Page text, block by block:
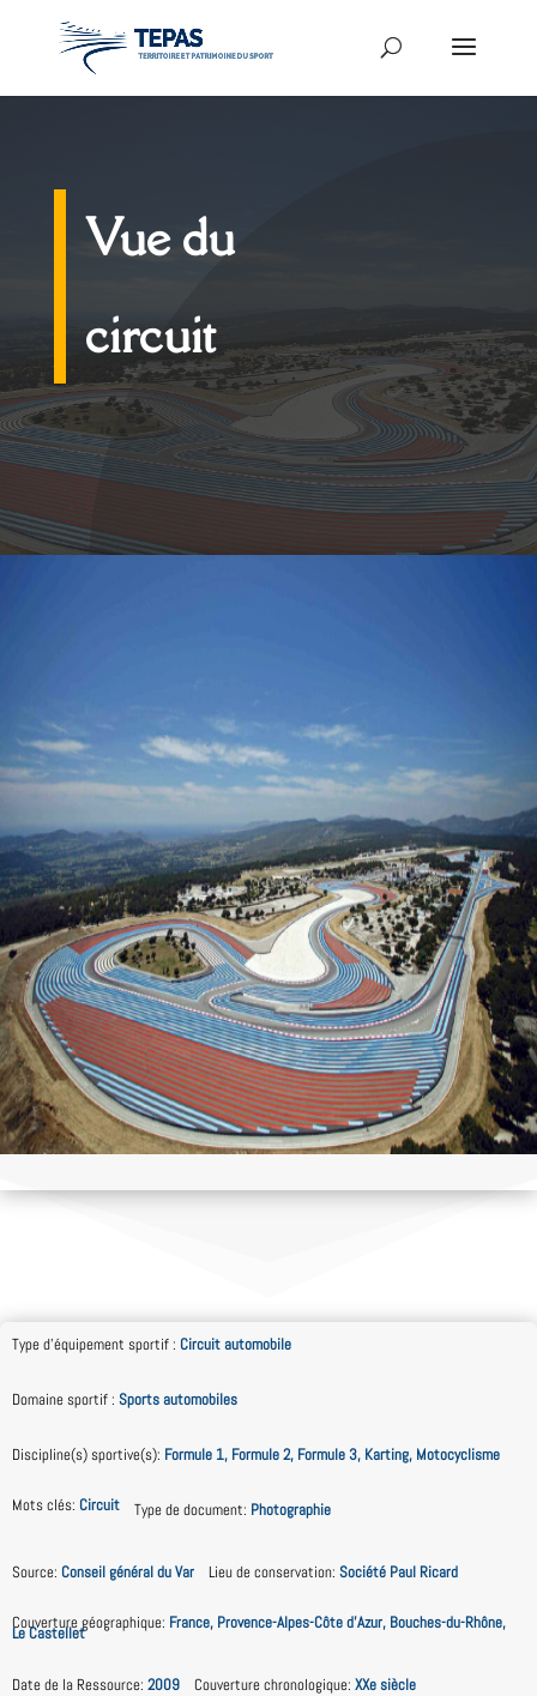
Vue du
circuit
Type d'équipement sportif : Circuit automobile
Domaine sportif : Sports automobiles
Discipline(s) sportive(s): Formule 1, Formule 2, Formule 3, Karting, Motocyclisme
Mots clés: Circuit Type de document: Photographie
Source: Conseil général du Var Lieu de conservation: Société Paul Ricard
Couverture géographique: France, Provence-Alpes-Côte d’Azur, Bouches-du-Rhône,
Le Castellet
Date de la Ressource: 2009 Couverture chronologique: XXe siècle